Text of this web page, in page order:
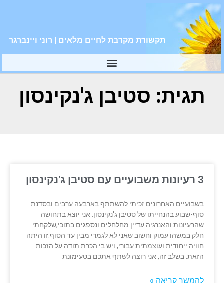
תקשורת מקרבת לחיים מלאים | רוני ויינברגר
תגית: סטיבן ג'נקינסון
3 רעיונות משבועיים עם סטיבן ג'נקינסון
בשבועיים האחרונים זכיתי להשתתף בארבעה ערבים ובסדנת
סוף-שבוע בהנחייתו של סטיבן ג'נקינסון. אני יוצא בתחושה
שהרעיונות והאנרגיה עדיין מחלחלים ונספגים בתוכי,שלקחתי
חלק במשהו עמוק וחשוב שאני לא לגמרי מבין עד הסוף.זו היתה
חוויה ייחודית ועוצמתית עבורי, ויש בי הכרת תודה על הזכות
הזאת. בשלב זה, אני רוצה לשתף אתכם בטעימונת
להמשך קריאה »